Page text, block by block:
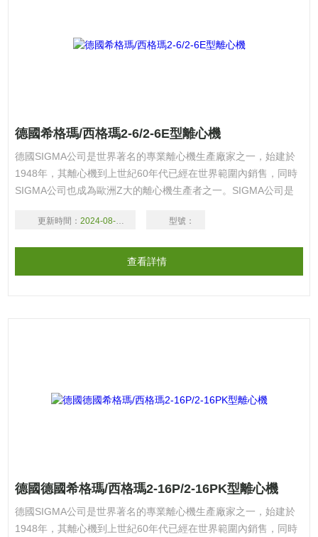
德國希格瑪/西格瑪2-6/2-6E型離心機
德國SIGMA公司是世界著名的專業離心機生產廠家之一，始建於
1948年，其離心機到上世紀60年代已經在世界範圍內銷售，同時
SIGMA公司也成為歐洲Z大的離心機生產者之一。SIGMA公司是
更新時間： 2024-08-16 型號：
查看詳情
德國德國希格瑪/西格瑪2-16P/2-16PK型離心機
德國SIGMA公司是世界著名的專業離心機生產廠家之一，始建於
1948年，其離心機到上世紀60年代已經在世界範圍內銷售，同時